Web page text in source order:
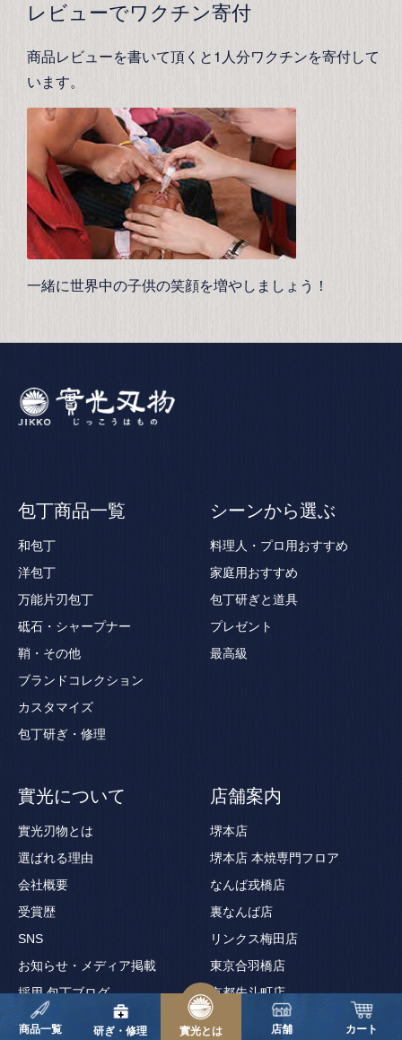
レビューでワクチン寄付
商品レビューを書いて頂くと1人分ワクチンを寄付して
います。
一緒に世界中の子供の笑顔を増やしましょう！
包丁商品一覧
和包丁
洋包丁
万能片刃包丁
砥石・シャープナー
鞘・その他
ブランドコレクション
カスタマイズ
包丁研ぎ・修理
シーンから選ぶ
料理人・プロ用おすすめ
家庭用おすすめ
包丁研ぎと道具
プレゼント
最高級
實光について
實光刃物とは
選ばれる理由
会社概要
受賞歴
SNS
お知らせ・メディア掲載
採用 包丁ブログ
店舗案内
堺本店
堺本店 本焼専門フロア
なんば戎橋店
裏なんば店
リンクス梅田店
東京合羽橋店
京都先斗町店
京都錦寺町店
商品一覧 研ぎ・修理 實光とは 店舗 カート